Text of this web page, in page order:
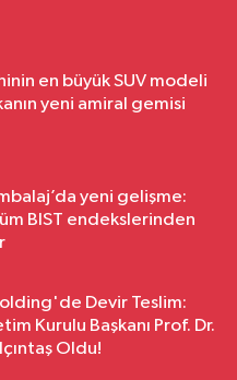
en büyük SUV modeli
yeni amiral gemisi
yeni gelişme:
BIST endekslerinden
Devir Teslim:
Kurulu Başkanı Prof. Dr.
Oldu!